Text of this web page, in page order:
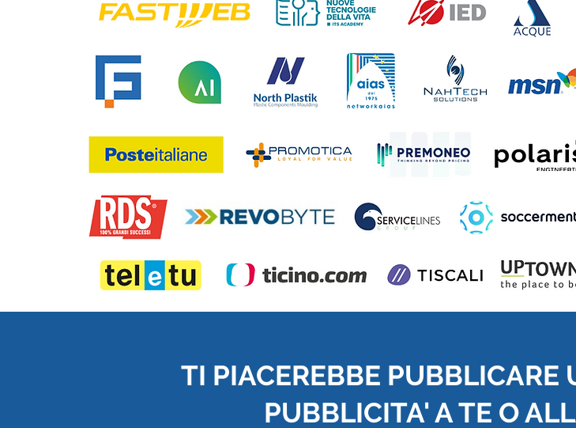
TI PIACEREBBE PUBBLICARE
PUBBLICITA' A TE O